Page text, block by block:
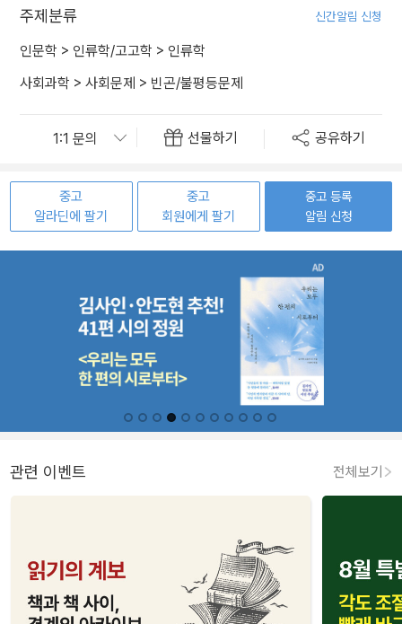
주제분류 신간알림 신청
인문학 > 인류학/고고학 > 인류학
사회과학 > 사회문제 > 빈곤/불평등문제
선물하기 공유하기
중고
알라딘에 팔기
중고
회원에게 팔기
중고 등록
알림 신청
관련 이벤트 전체보기